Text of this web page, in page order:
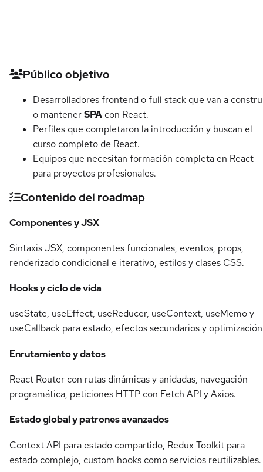
Detalles del curso
Público objetivo
Desarrolladores frontend o full stack que van a
o mantenerSPA con React.
Perfiles que completaron la introducción y buscan el
curso completo de React.
Equipos que necesitan formación completa en React
para proyectos profesionales.
Contenido del roadmap
Componentes y JSX
Sintaxis JSX, componentes funcionales, eventos, props,
renderizado condicional e iterativo, estilos y clases CSS.
Hooks y ciclo de vida
useState, useEffect, useReducer, useContext, useMemo y
useCallback para estado, efectos secundarios y
Enrutamiento y datos
React Router con rutas dinámicas y anidadas, navegación
programática, peticiones HTTP con Fetch API y Axios.
Estado global y patrones avanzados
Context API para estado compartido, Redux Toolkit para
estado complejo, custom hooks como servicios reutilizables.